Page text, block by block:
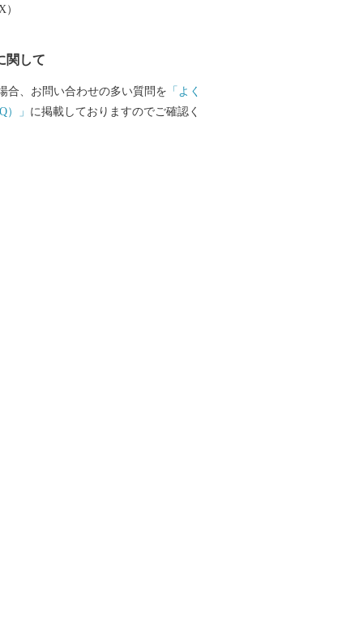
関して
合、お問い合わせの多い質問を 「よく
）」 に掲載しておりますのでご確認く